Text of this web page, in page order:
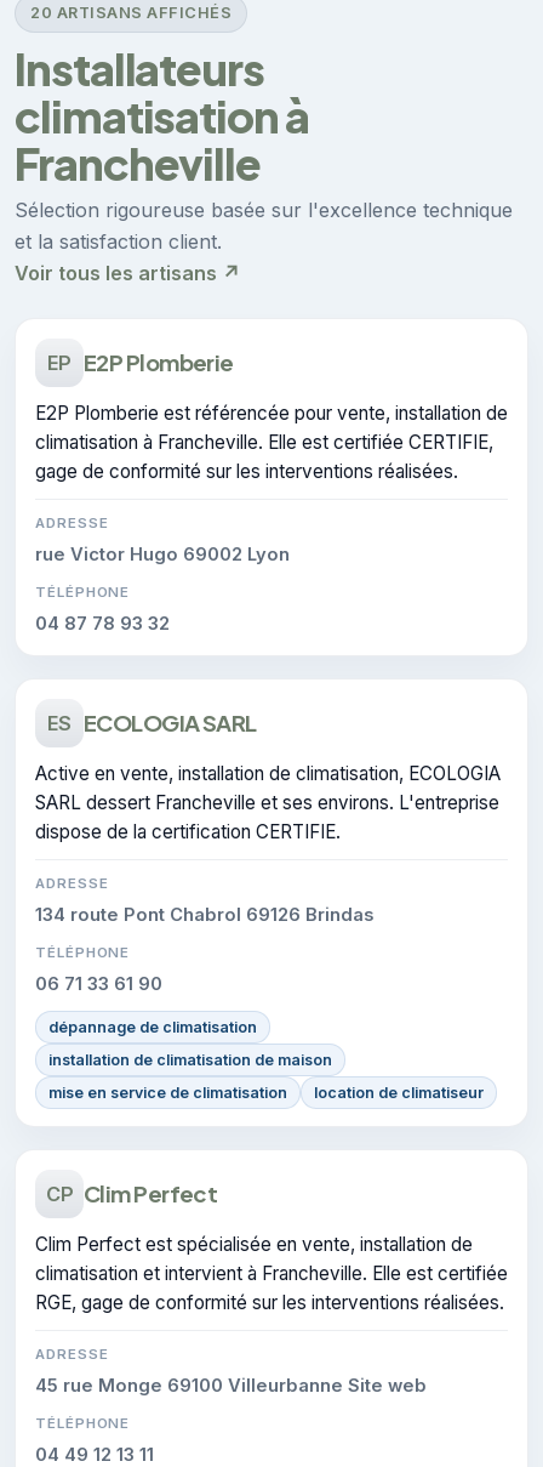
20 ARTISANS AFFICHÉS
Installateurs
climatisation à
Francheville
Sélection rigoureuse basée sur l'excellence technique
et la satisfaction client.
Voir tous les artisans ↗
EP E2P Plomberie
E2P Plomberie est référencée pour vente, installation de
climatisation à Francheville. Elle est certifiée CERTIFIE,
gage de conformité sur les interventions réalisées.
ADRESSE
rue Victor Hugo 69002 Lyon
TÉLÉPHONE
04 87 78 93 32
ES ECOLOGIA SARL
Active en vente, installation de climatisation, ECOLOGIA
SARL dessert Francheville et ses environs. L'entreprise
dispose de la certification CERTIFIE.
ADRESSE
134 route Pont Chabrol 69126 Brindas
TÉLÉPHONE
06 71 33 61 90
dépannage de climatisation
installation de climatisation de maison
mise en service de climatisation
location de climatiseur
CP Clim Perfect
Clim Perfect est spécialisée en vente, installation de
climatisation et intervient à Francheville. Elle est certifiée
RGE, gage de conformité sur les interventions réalisées.
ADRESSE
45 rue Monge 69100 Villeurbanne Site web
TÉLÉPHONE
04 49 12 13 11